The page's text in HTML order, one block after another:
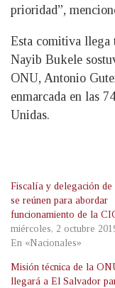
prioridad”,
Esta comitiva llega
Nayib Bukele
ONU, Antonio
enmarcada en las
Unidas.
Fiscalía y delegación
se reúnen para abordar
funcionamiento de la
miércoles, 2 octubre
En «Nacionales»
Misión técnica de la
llegará a El Salvador